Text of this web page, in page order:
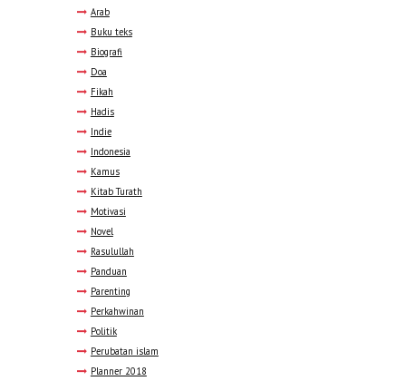
Arab
Buku teks
Biografi
Doa
Fikah
Hadis
Indie
Indonesia
Kamus
Kitab Turath
Motivasi
Novel
Rasulullah
Panduan
Parenting
Perkahwinan
Politik
Perubatan islam
Planner 2018